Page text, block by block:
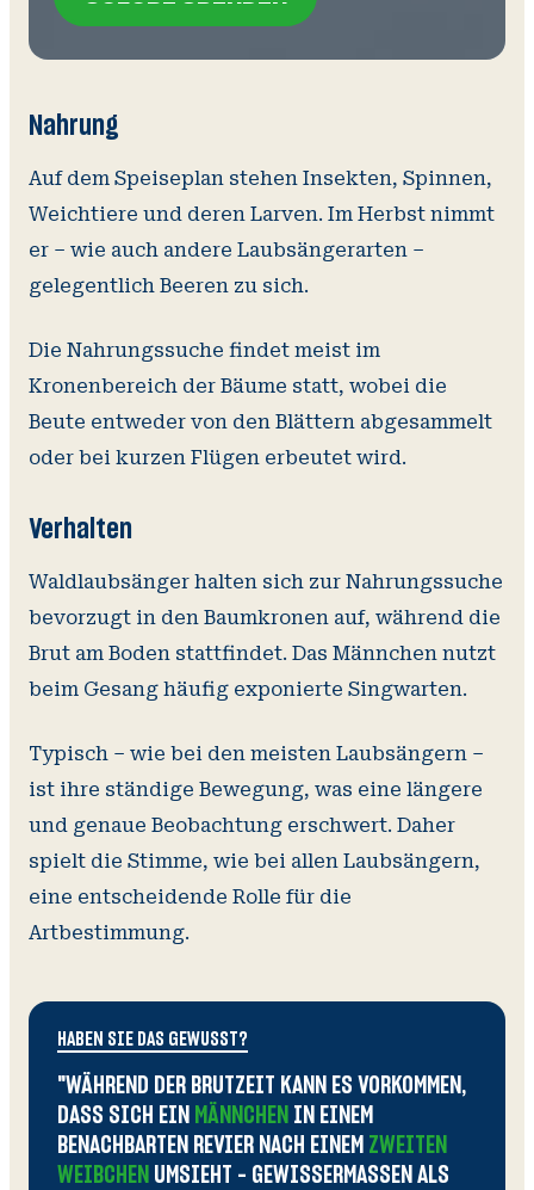
Nahrung
Auf dem Speiseplan stehen Insekten, Spinnen,
Weichtiere und deren Larven. Im Herbst nimmt
er – wie auch andere Laubsängerarten –
gelegentlich Beeren zu sich.
Die Nahrungssuche findet meist im
Kronenbereich der Bäume statt, wobei die
Beute entweder von den Blättern abgesammelt
oder bei kurzen Flügen erbeutet wird.
Verhalten
Waldlaubsänger halten sich zur Nahrungssuche
bevorzugt in den Baumkronen auf, während die
Brut am Boden stattfindet. Das Männchen nutzt
beim Gesang häufig exponierte Singwarten.
Typisch – wie bei den meisten Laubsängern –
ist ihre ständige Bewegung, was eine längere
und genaue Beobachtung erschwert. Daher
spielt die Stimme, wie bei allen Laubsängern,
eine entscheidende Rolle für die
Artbestimmung.
HABEN SIE DAS GEWUSST?
"WÄHREND DER BRUTZEIT KANN ES VORKOMMEN,
DASS SICH EIN MÄNNCHEN IN EINEM
BENACHBARTEN REVIER NACH EINEM ZWEITEN
WEIBCHEN UMSIEHT – GEWISSERMASSEN ALS